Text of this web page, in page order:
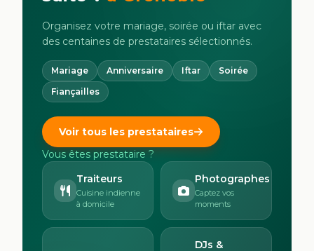
Organisez votre mariage, soirée ou iftar avec
des centaines de prestataires sélectionnés.
Mariage Anniversaire Iftar
Soirée
Fiançailles
Voir tous les prestataires
Vous êtes prestataire ?
Traiteurs
Cuisine indienne
à domicile
Photographes
Captez vos
moments
DJs &